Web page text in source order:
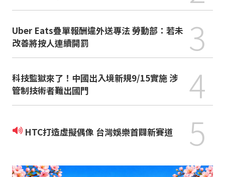
Uber Eats疊單報酬違外送專法 勞動部：若未
改善將按人連續開罰
3
科技監獄來了！中國出入境新規9/15實施 涉
管制技術者難出國門
4
HTC打造虛擬偶像 台灣娛樂首闢新賽道 5